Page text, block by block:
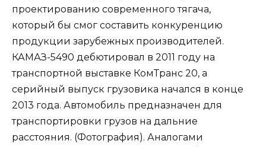
проектированию современного тягача,
который бы смог составить конкуренцию
продукции зарубежных производителей.
КАМАЗ-5490 дебютировал в 2011 году на
транспортной выставке КомТранс 20, а
серийный выпуск грузовика начался в конце
2013 года. Автомобиль предназначен для
транспортировки грузов на дальние
расстояния. (Фотография). Аналогами